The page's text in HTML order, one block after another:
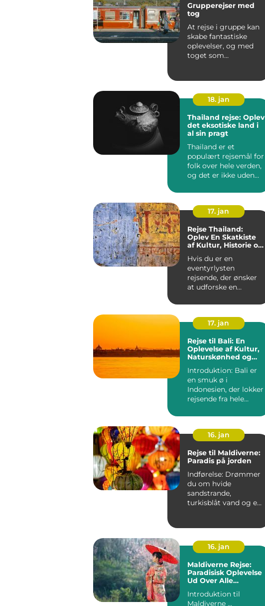
Grupperejser med
tog
At rejse i gruppe kan
skabe fantastiske
oplevelser, og med
toget som
18. jan
Thailand rejse: Oplev
det eksotiske land i
al sin pragt
Thailand er et
populært rejsemål for
folk over hele verden,
og det er ikke uden
kombin...
17. jan
Rejse Thailand:
Oplev En Skatkiste
af Kultur, Historie og
Hvis du er en
eventyrlysten
rejsende, der ønsker
at udforske en
rig på kultur, h...
17. jan
Rejse til Bali: En
Oplevelse af Kultur,
Naturskønhed og
Introduktion: Bali er
en smuk ø i
Indonesien, der lokker
rejsende fra hele
enestående...
16. jan
Rejse til Maldiverne:
Paradis på jorden
Indførelse: Drømmer
du om hvide
sandstrande,
turkisblåt vand og en
du...
16. jan
Maldiverne Rejse:
Paradisisk Oplevelse
Ud Over Alle
Introduktion til
Maldiverne ...